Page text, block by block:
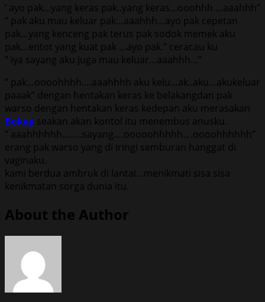
‘ ayo pak…yang keras pak..yang keras…ooohhh …aaahhh”
” pak aku mau keluar pak…aaahhh…ayo pak cepetan
pak…yang kenceng pak terus pak sodok memek aku
pak…entot yang kuat pak …ayo pak.” ceracau ku
” iya sayang aku juga mau keluar…aaahhh…”
” pak…oooohhhh….aaahhhh aku kelu…ak..aku…akukeluar
paaak” dengan hentakan keras ke belakangdan pak
warso dengan hentakan keras kedepan aku merasakan
Bokep seakan akan kontol itu menembus anusku.
” aaahhhhhh……..sayang….ooooohhhhh….oooohhhhhh”
erang pak warso yang di iringi semburan hanggat di
vaginaku.
kami berdua ambruk di lantai…menikmati sisa sisa
kenikmatan sorga dunia itu.
About the Author